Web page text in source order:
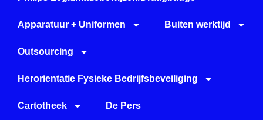
Apparatuur + Uniformen Buiten werktijd
Outsourcing
Herorientatie Fysieke Bedrijfsbeveiliging
Cartotheek De Pers